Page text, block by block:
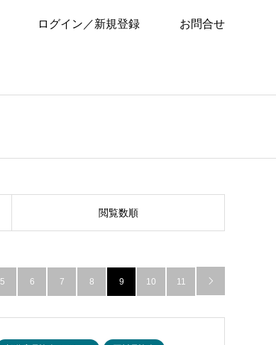
ログイン／新規登録 お問合せ
閲覧数順
5 6 7 8 9 10 11 